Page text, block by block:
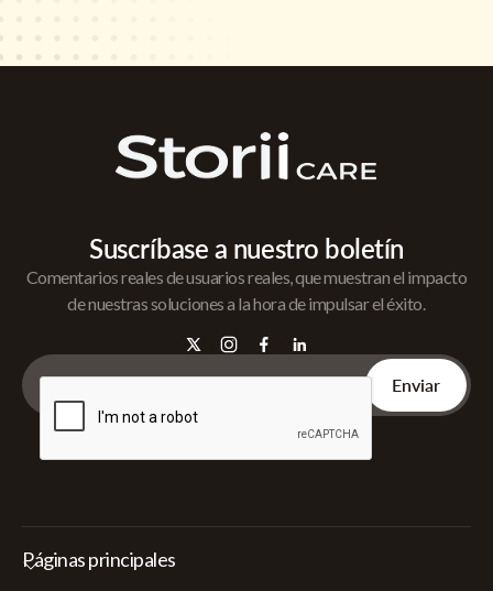
Suscríbase a nuestro boletín
Comentarios reales de usuarios reales, que muestran el impacto
de nuestras soluciones a la hora de impulsar el éxito.
Páginas principales